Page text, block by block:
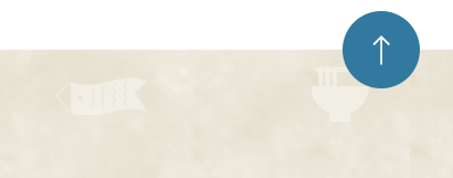
ペ
ー
ジ